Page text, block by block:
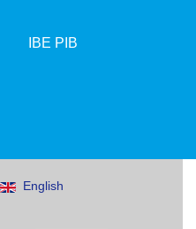
IBE PIB
English